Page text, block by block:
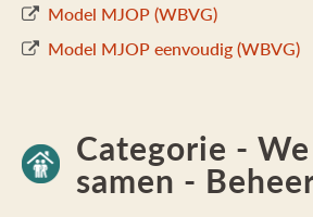
Model MJOP (WBVG)
Model MJOP eenvoudig (WBVG)
Categorie -
samen -